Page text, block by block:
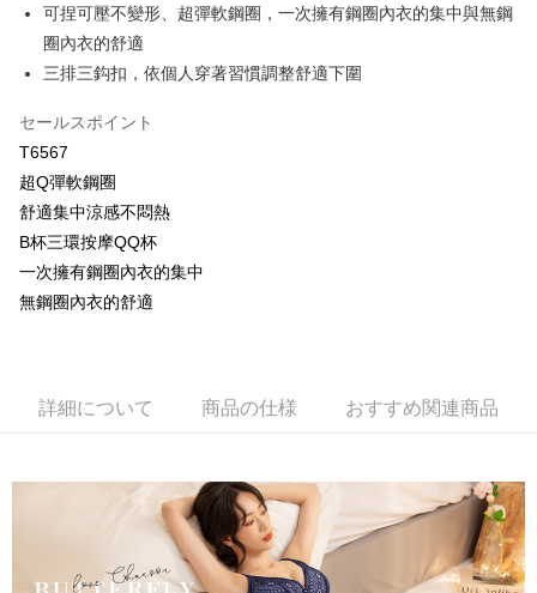
加の申請なしで即時に利用可能です。
2. 支払い方法で「OP Pay Later」を選択すると、注文が成立した後に自動
的に OP Pay Later の取引プロセスに移行し、携帯番号を確認後、分割払
いの回数や支払い期限を選択し、支払いを確認すると取引が完了します。
を基準とします。
合、注文は自動的にキャンセルされます。「転専審査」に未通過の状況が
発生した場合は、システムの評価基準に達していないことを意味し、評価
内容についての説明はいたしかねます。
【支払い方法の説明】
1. 分割払いの金額は電信請求書に統合されず、「OP Pay Later」は毎月の
締め日後に支払いリマインダーのSMSを送信します。
【注意事項】
購入できるようにし、店舗が売買／分割払い売買の債権を当社に譲渡した
後、契約に基づいて当社の請求書で帳款を支払うことになります。
2. 「OP Pay Later」を利用する契約関係の目的から、店舗はあなたの個人
情報（名前、電話または住所を含む）を台湾大哥大に提供し、収集、処理
および利用するために、当社があなた本人と分割請求書に必要な情報の確
説明
一、 AFTEE代金後払いについて
1.お支払い方法でAFTEE代金後払いを選択すると、携帯電話認証ウィンド
ウが表示されます。
3.注文するときのお支払いは不要です。商品はご指定の住所に配送されま
す。
4.ご注文が完了すると、携帯に支払い通知のSMSが届きます。アプリ会員
の場合は、AFTEE アプリプッシュ通知が届きます。
5.商品受け取り時のお支払いは不要です。商品を確かめてから、SMSまた
はアプリの通知に従って、4大コンビニ、またはATM/オンラインバンキン
代金納付期限は最短で 14 日以内ですので、ご注意ください。AFTEE アプ
とに計算されます。AFTEEで注文すると、商品を受け取るまで支払い期限
1.初回 AFTEEを ご利用の際に、認証結果及び当社の審査の結果に基づ
き、限度額が設定されます。
2.決済金額は最低NT$20です。
Hami Point
「Hami Point」為中華電信所提供之點數服務，可於會員專區綁定中華電信
ATM払い
代金引換
配送方法
全家取貨付款
配送毎にNT$80、NT$499以上で送料無料
配送毎にNT$80、NT$799以上で送料無料
7-11取貨付款
可捏可壓不變形、超彈軟鋼圈，一次擁有鋼圈內衣的集中與無鋼
圈內衣的舒適
三排三鈎扣，依個人穿著習慣調整舒適下圍
セールスポイント
T6567
超Q彈軟鋼圈
舒適集中涼感不悶熱
B杯三環按摩QQ杯
一次擁有鋼圈內衣的集中
無鋼圈內衣的舒適
詳細について 商品の仕様 おすすめ関連商品